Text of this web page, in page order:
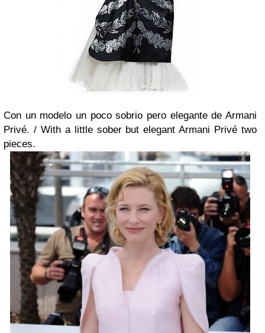
Con un modelo un poco sobrio pero elegante de Armani
Privé. / With a little sober but elegant Armani Privé two
pieces.